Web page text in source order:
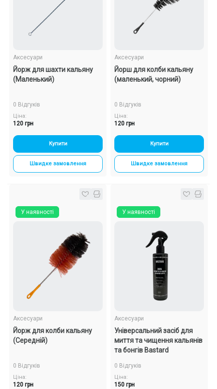
Аксесуари
Йорж для шахти кальяну
(Маленький)
0 Відгуків
Ціна:
120 грн
Купити
Швидке замовлення
Аксесуари
Йорш для колби кальяну
(маленький, чорний)
0 Відгуків
Ціна:
120 грн
Купити
Швидке замовлення
У наявності
Аксесуари
Йорж для колби кальяну
(Середній)
0 Відгуків
Ціна:
120 грн
У наявності
Аксесуари
Універсальний засіб для
миття та чищення кальянів
та бонгів Bastard
0 Відгуків
Ціна:
150 грн